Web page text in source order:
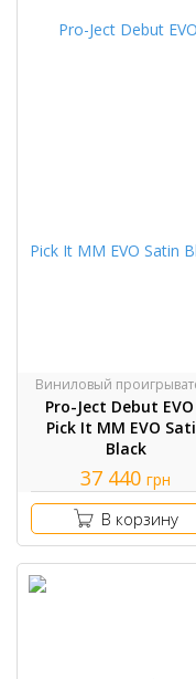
Виниловый
Pro-Ject Debut
Pick It MM EVO
Black
37 440 грн
В корзину